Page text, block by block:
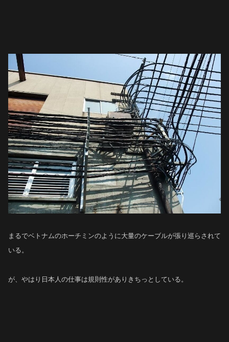
まるでベトナムのホーチミンのように大量のケーブルが張り巡らされて
いる。
が、やはり日本人の仕事は規則性がありきちっとしている。